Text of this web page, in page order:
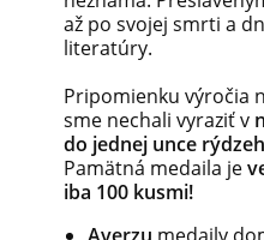
až po svojej smrti a
literatúry.
Pripomienku výročia
sme nechali vyraziť v
do jednej unce
Pamätná medaila je
iba 100 kusmi!